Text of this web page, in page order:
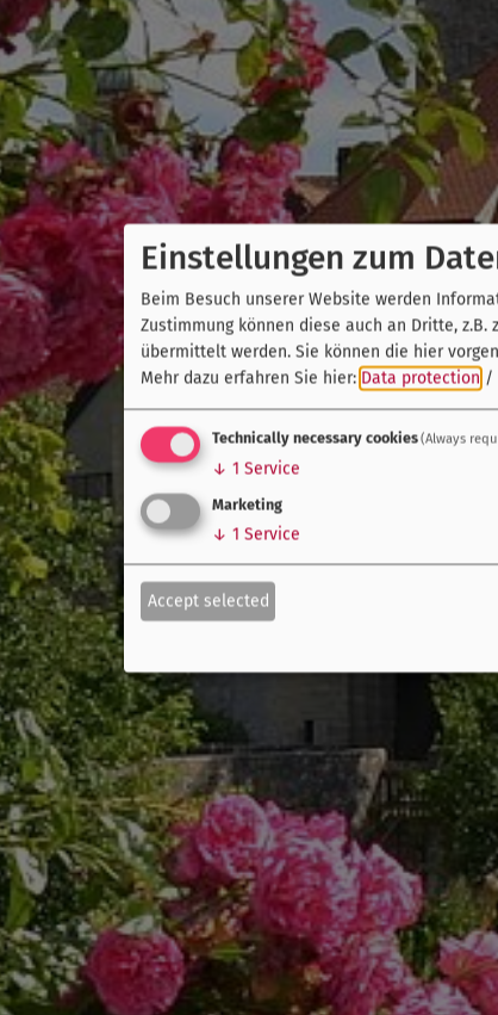
Einstellungen zum
Beim Besuch unserer Website werden
Zustimmung können diese auch an Dritte,
übermittelt werden. Sie können die hier
Mehr dazu erfahren Sie hier: Data protection /
Technically necessary cookies(Always
↓ 1 Service
Marketing
↓ 1 Service
Accept selected